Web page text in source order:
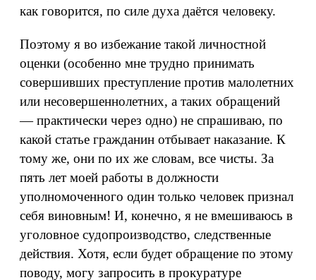
как говорится, по силе духа даётся человеку.
Поэтому я во избежание такой личностной
оценки (особенно мне трудно принимать
совершивших преступление против малолетних
или несовершеннолетних, а таких обращений
— практически через одно) не спрашиваю, по
какой статье гражданин отбывает наказание. К
тому же, они по их же словам, все чисты. За
пять лет моей работы в должности
уполномоченного один только человек признал
себя виновным! И, конечно, я не вмешиваюсь в
уголовное судопроизводство, следственные
действия. Хотя, если будет обращение по этому
поводу, могу запросить в прокуратуре